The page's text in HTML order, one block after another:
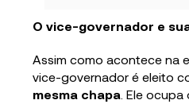
O vice-governador e
Assim como acontece na
vice-governador é eleito
mesma chapa . Ele